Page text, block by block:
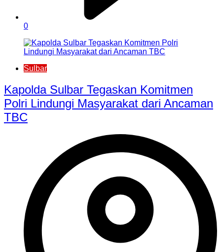
0
Sulbar
Kapolda Sulbar Tegaskan Komitmen
Polri Lindungi Masyarakat dari Ancaman
TBC